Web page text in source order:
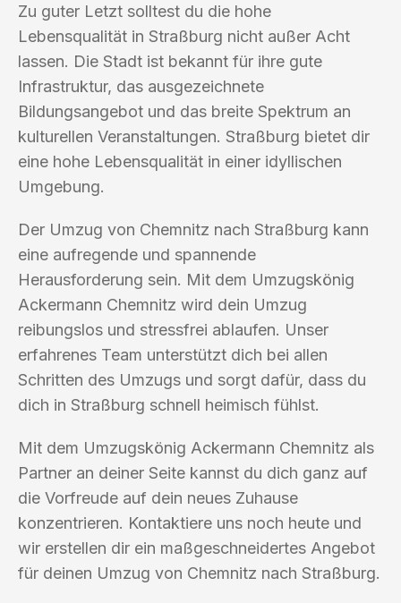
Zu guter Letzt solltest du die hohe
Lebensqualität in Straßburg nicht außer Acht
lassen. Die Stadt ist bekannt für ihre gute
Infrastruktur, das ausgezeichnete
Bildungsangebot und das breite Spektrum an
kulturellen Veranstaltungen. Straßburg bietet dir
eine hohe Lebensqualität in einer idyllischen
Umgebung.
Der Umzug von Chemnitz nach Straßburg kann
eine aufregende und spannende
Herausforderung sein. Mit dem Umzugskönig
Ackermann Chemnitz wird dein Umzug
reibungslos und stressfrei ablaufen. Unser
erfahrenes Team unterstützt dich bei allen
Schritten des Umzugs und sorgt dafür, dass du
dich in Straßburg schnell heimisch fühlst.
Mit dem Umzugskönig Ackermann Chemnitz als
Partner an deiner Seite kannst du dich ganz auf
die Vorfreude auf dein neues Zuhause
konzentrieren. Kontaktiere uns noch heute und
wir erstellen dir ein maßgeschneidertes Angebot
für deinen Umzug von Chemnitz nach Straßburg.